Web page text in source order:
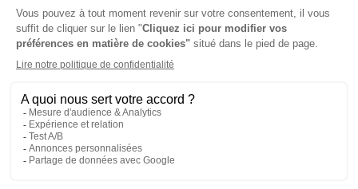
Renouvellement à date d’anniversaire
N° en cours
3€75
Tarif France métropolitaine